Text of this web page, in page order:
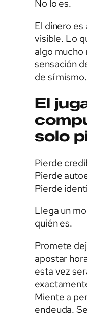
No lo es.
El dinero
visible. Lo
algo mucho
sensación
de sí mismo.
El
solo
Pierde
Pierde
Pierde
Llega un
quién es.
Promete
apostar
esta vez
Miente a
endeuda.